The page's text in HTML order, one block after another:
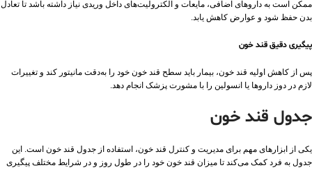
ممکن است به داروهای اضافی، مایعات و الکترولیت‌های داخل وریدی نیاز داشته باشد تا تعادل
بدن حفظ شود و عوارض کاهش یابد.
پیگیری دقیق قند خون
پس از کاهش اولیه قند خون، بیمار باید سطح قند خون خود را به‌دقت مانیتور کند و تغییرات
لازم در دوز داروها یا انسولین را با مشورت پزشک انجام دهد.
جدول قند خون
یکی از ابزارهای مهم برای مدیریت و کنترل قند خون، استفاده از جدول قند خون است. این
جدول به فرد کمک می‌کند تا میزان قند خون خود را در طول روز و در شرایط مختلف پیگیری